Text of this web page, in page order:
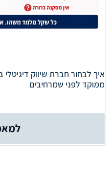
איך לבחור חברת שיווק
ממוקד לפני שמרחיבים